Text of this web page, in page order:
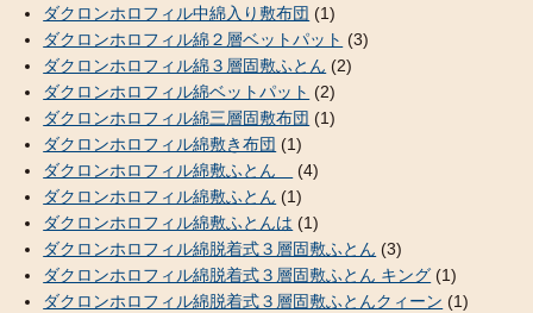
ダクロンホロフィル中綿入り敷布団 (1)
ダクロンホロフィル綿２層ベットパット (3)
ダクロンホロフィル綿３層固敷ふとん (2)
ダクロンホロフィル綿ベットパット (2)
ダクロンホロフィル綿三層固敷布団 (1)
ダクロンホロフィル綿敷き布団 (1)
ダクロンホロフィル綿敷ふとん
(4)
ダクロンホロフィル綿敷ふとん (1)
ダクロンホロフィル綿敷ふとんは (1)
ダクロンホロフィル綿脱着式３層固敷ふとん (3)
ダクロンホロフィル綿脱着式３層固敷ふとん キング (1)
ダクロンホロフィル綿脱着式３層固敷ふとんクィーン (1)